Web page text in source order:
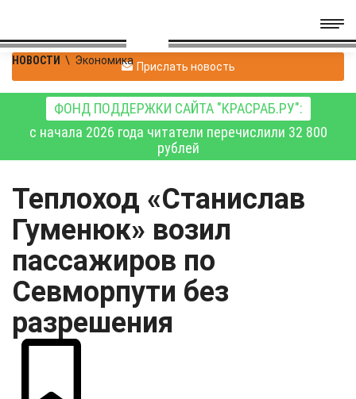
НОВОСТИ \ Экономика Прислать новость
ФОНД ПОДДЕРЖКИ САЙТА "КРАСРАБ.РУ":
с начала 2026 года читатели перечислили 32 800
рублей
Теплоход «Станислав
Гуменюк» возил
пассажиров по
Севморпути без
разрешения